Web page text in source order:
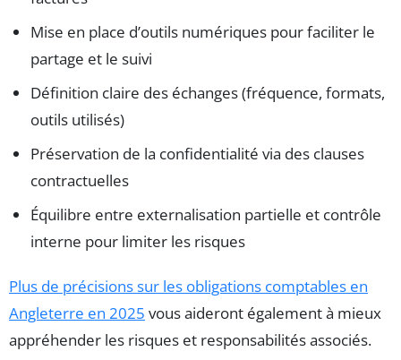
Mise en place d’outils numériques pour faciliter le
partage et le suivi
Définition claire des échanges (fréquence, formats,
outils utilisés)
Préservation de la confidentialité via des clauses
contractuelles
Équilibre entre externalisation partielle et contrôle
interne pour limiter les risques
Plus de précisions sur les obligations comptables en
Angleterre en 2025 vous aideront également à mieux
appréhender les risques et responsabilités associés.